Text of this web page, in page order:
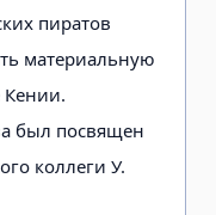
пиратов
материальную
Кении.
был посвящен
коллеги У.